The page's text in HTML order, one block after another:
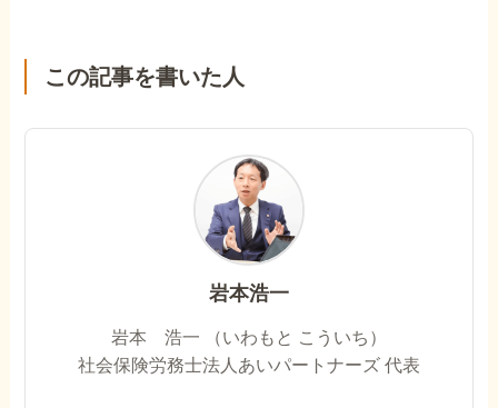
この記事を書いた人
岩本浩一
岩本 浩一 （いわもと こういち）
社会保険労務士法人あいパートナーズ 代表